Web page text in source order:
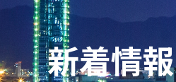
新着情報